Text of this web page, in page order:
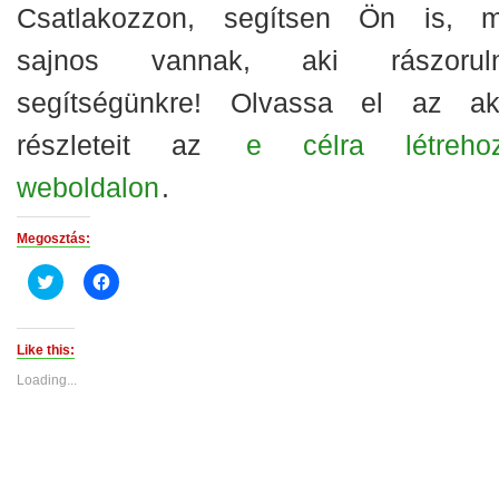
Csatlakozzon, segítsen Ön is,
sajnos vannak, aki
segítségünkre! Olvassa el az
részleteit az
e célra
weboldalon.
Megosztás:
Click
to
(Opens
new
Click
to
Like this:
Loading...